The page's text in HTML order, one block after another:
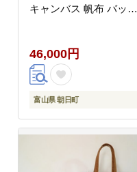
キャンバス 帆布 バッグ
46,000円
富山県 朝日町